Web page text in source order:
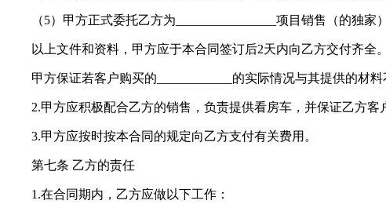
（5）甲方正式委托乙方为________________项目销售（的独家
以上文件和资料，甲方应于本合同签订后2天内向乙方交付齐全。
甲方保证若客户购买的____________的实际情况与其提供的材料
2.甲方应积极配合乙方的销售，负责提供看房车，并保证乙方客
3.甲方应按时按本合同的规定向乙方支付有关费用。
第七条 乙方的责任
1.在合同期内，乙方应做以下工作：